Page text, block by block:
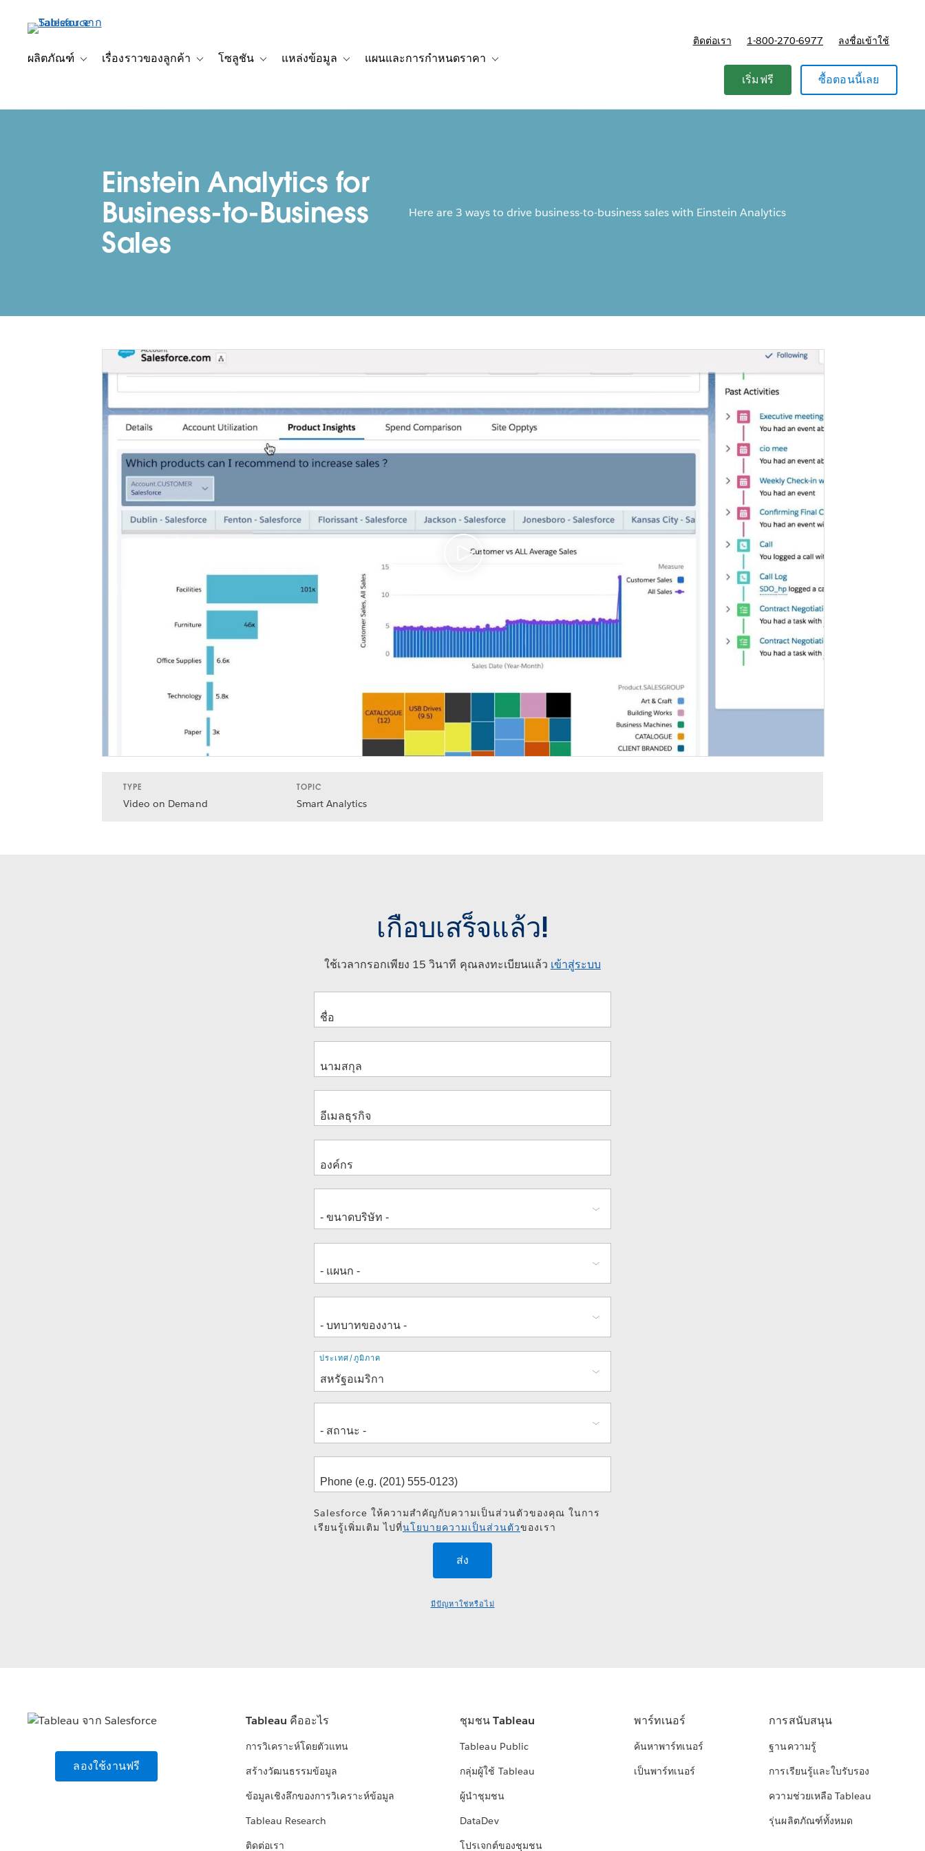
เนื้อหาผลิตภัณฑ์
Toggle sub-navigation for ผลิตภัณฑ์
เรื่องราวของลูกค้า
Toggle sub-navigation for เรื่องราวของลูกค้า
โซลูชัน
Toggle sub-navigation for โซลูชัน
แหล่งข้อมูล แผนและการกำหนดราคา
ติดต่อเรา 1-800-270-6977 ลงชื่อเข้าใช้
เริ่มฟรี ซื้อตอนนี้เลย
Einstein Analytics for
Business-to-Business
Sales
Here are 3 ways to drive business-to-business sales with Einstein Analytics
TYPE
Video on Demand
TOPIC
Smart Analytics
เกือบเสร็จแล้ว!
ใช้เวลากรอกเพียง 15 วินาที คุณลงทะเบียนแล้ว เข้าสู่ระบบ
ที่
อยู่
ประเทศ/ภูมิภาค
Salesforce ให้ความสำคัญกับความเป็นส่วนตัวของคุณ ในการ
เรียนรู้เพิ่มเติม ไปที่นโยบายความเป็นส่วนตัวของเรา
มีปัญหาใช่หรือไม่
ลองใช้งานฟรี
Tableau คืออะไร
การวิเคราะห์โดยตัวแทน
สร้างวัฒนธรรมข้อมูล
ข้อมูลเชิงลึกของการวิเคราะห์ข้อมูล
Tableau Research
ติดต่อเรา
ชุมชน Tableau
Tableau Public
กลุ่มผู้ใช้ Tableau
ผู้นำชุมชน
DataDev
โปรเจกต์ของชุมชน
พาร์ทเนอร์
ค้นหาพาร์ทเนอร์
เป็นพาร์ทเนอร์
การสนับสนุน
ฐานความรู้
การเรียนรู้และใบรับรอง
ความช่วยเหลือ Tableau
รุ่นผลิตภัณฑ์ทั้งหมด